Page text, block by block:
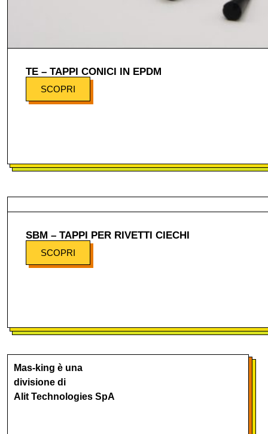
TE – TAPPI CONICI IN EPDM
SCOPRI
SBM – TAPPI PER RIVETTI CIECHI
SCOPRI
Mas-king è una
divisione di
Alit Technologies SpA